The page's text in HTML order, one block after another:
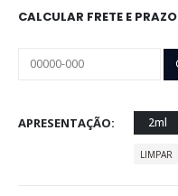
CALCULAR FRETE E PRAZO
APRESENTAÇÃO 2ml
LIMPAR